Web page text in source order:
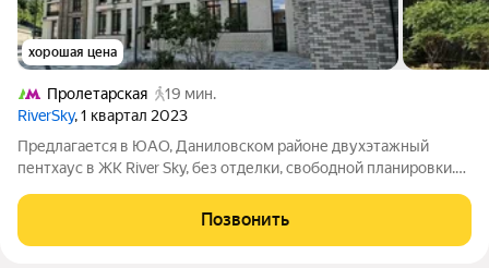
хорошая цена
Пролетарская
19 мин.
RiverSky, 1 квартал 2023
Предлагается в ЮАО, Даниловском районе двухэтажный
пентхаус в ЖК River Sky, без отделки, свободной планировки.
двухуровневая, расположена на 1 и 2 этажах, состоит из 3
комнат, гостиной,
Позвонить